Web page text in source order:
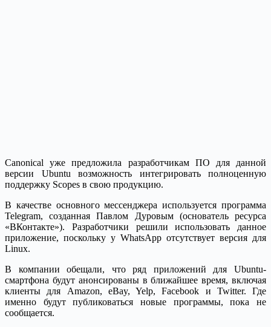
Canonical уже предложила разработчикам ПО для данной
версии Ubuntu возможность интегрировать полноценную
поддержку Scopes в свою продукцию.
В качестве основного мессенджера используется программа
Telegram, созданная Павлом Дуровым (основатель ресурса
«ВКонтакте»). Разработчики решили использовать данное
приложение, поскольку у WhatsApp отсутствует версия для
Linux.
В компании обещали, что ряд приложений для Ubuntu-
смартфона будут анонсированы в ближайшее время, включая
клиенты для Amazon, eBay, Yelp, Facebook и Twitter. Где
именно будут публиковаться новые программы, пока не
сообщается.